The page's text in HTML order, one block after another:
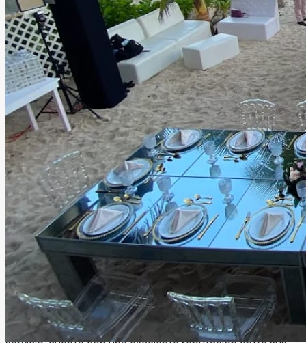
Glamour Paradise Venue
★5.0( opinión)
Playa del Carmen, Quintana Roo
Información
Glamour Paradise Venue es un salón de eventos en Playa
del Carmen que destaca por ofrecer un espacio
excepcional para celebrar momentos importantes. Su
ubicación privilegiada en Playa Xcalacoco lo convierte en
el escenario ideal para eventos con un ambiente único y
exclusivo. Reconocido por la calidad de sus instalaciones y